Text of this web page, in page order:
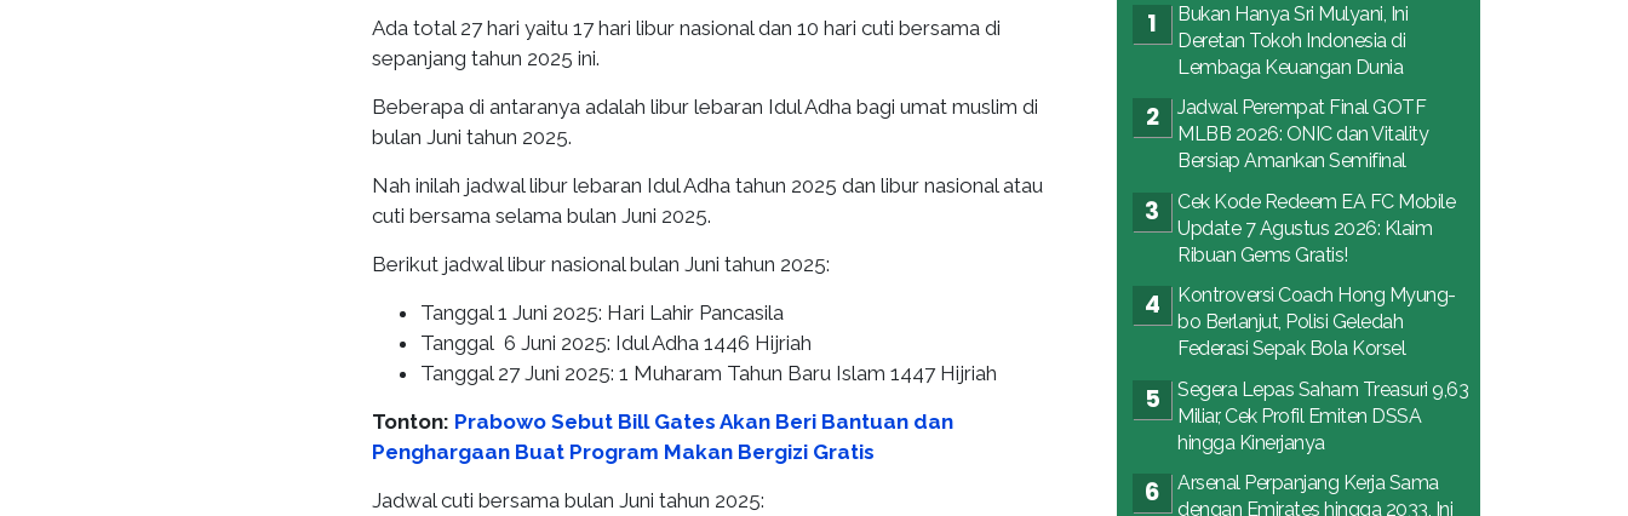
Ada total 27 hari yaitu 17 hari libur nasional dan 10 hari cuti bersama di
sepanjang tahun 2025 ini.
Beberapa di antaranya adalah libur lebaran Idul Adha bagi umat muslim di
bulan Juni tahun 2025.
Nah inilah jadwal libur lebaran Idul Adha tahun 2025 dan libur nasional atau
cuti bersama selama bulan Juni 2025.
Berikut jadwal libur nasional bulan Juni tahun 2025:
Tanggal 1 Juni 2025: Hari Lahir Pancasila
Tanggal 6 Juni 2025: Idul Adha 1446 Hijriah
Tanggal 27 Juni 2025: 1 Muharam Tahun Baru Islam 1447 Hijriah
Tonton: Prabowo Sebut Bill Gates Akan Beri Bantuan dan
Penghargaan Buat Program Makan Bergizi Gratis
Jadwal cuti bersama bulan Juni tahun 2025:
Bukan Hanya Sri Mulyani, Ini
Deretan Tokoh Indonesia di
Lembaga Keuangan Dunia
Jadwal Perempat Final GOTF
MLBB 2026: ONIC dan Vitality
Bersiap Amankan Semifinal
Cek Kode Redeem EA FC Mobile
Update 7 Agustus 2026: Klaim
Ribuan Gems Gratis!
Kontroversi Coach Hong Myung-
bo Berlanjut, Polisi Geledah
Federasi Sepak Bola Korsel
Segera Lepas Saham Treasuri 9,63
Miliar, Cek Profil Emiten DSSA
hingga Kinerjanya
Arsenal Perpanjang Kerja Sama
dengan Emirates hingga 2033, Ini